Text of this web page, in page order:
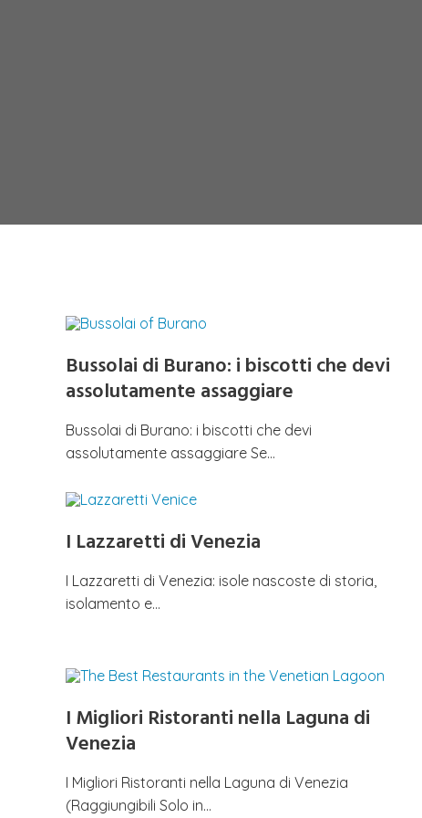
Bussolai di Burano: i biscotti che devi
assolutamente assaggiare
Bussolai di Burano: i biscotti che devi
assolutamente assaggiare Se…
I Lazzaretti di Venezia
I Lazzaretti di Venezia: isole nascoste di storia,
isolamento e…
I Migliori Ristoranti nella Laguna di
Venezia
I Migliori Ristoranti nella Laguna di Venezia
(Raggiungibili Solo in…